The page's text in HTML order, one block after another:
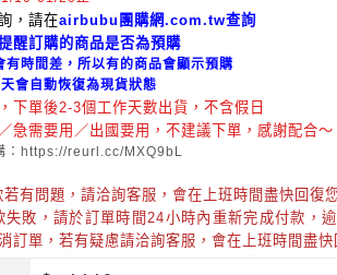
，請在airbubu團購網.com.tw查詢
醒訂購的商品是否為預購
有時間差，所以有的商品會顯示預購
會自動恢復為現貨狀態
下單後2-3個工作天數出貨，不含假日
急需要用／出國要用，不建議下單，感謝配合～
https://reurl.cc/MXQ9bL
有問題，請洽詢客服，會在上班時間盡快回復
失敗，請於訂單時間24小時內重新完成付款，
訂單，若有疑慮請洽詢客服，會在上班時間盡快